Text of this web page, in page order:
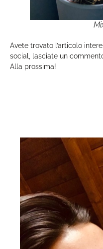
Avete trovato l’articolo
social, lasciate un
Alla prossima!